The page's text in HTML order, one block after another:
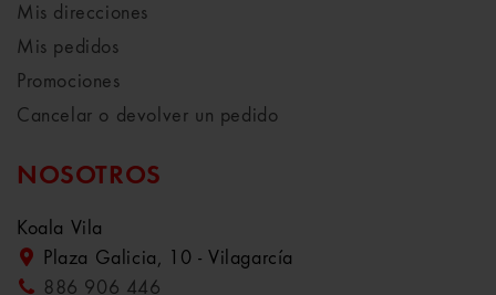
Mis direcciones
Mis pedidos
Promociones
Cancelar o devolver un pedido
NOSOTROS
Koala Vila
Plaza Galicia, 10 - Vilagarcía
886 906 446